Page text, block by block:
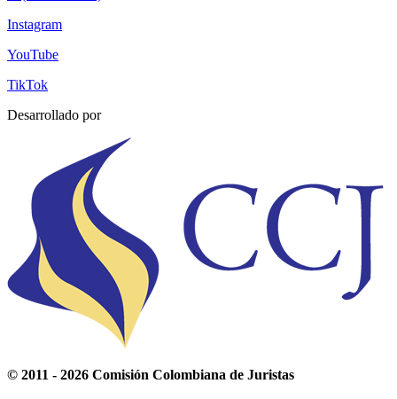
Instagram
YouTube
TikTok
Desarrollado por
© 2011 - 2026 Comisión Colombiana de Juristas